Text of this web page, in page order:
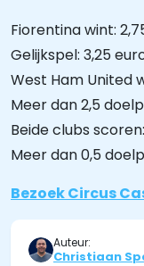
Fiorentina wint:
Gelijkspel: 3,25
West Ham United
Meer dan 2,5
Beide clubs
Meer dan 0,5
Bezoek Circus
Auteur:
Christiaan